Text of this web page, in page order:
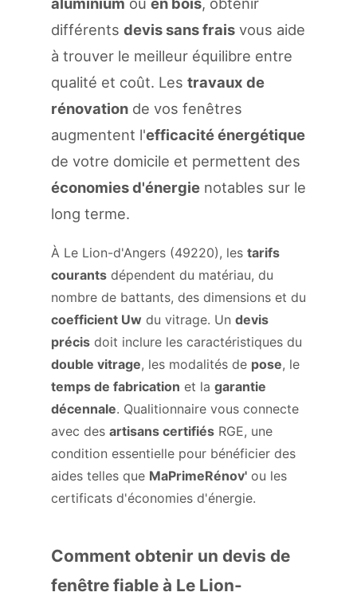
différents devis sans frais vous aide
à trouver le meilleur équilibre entre
qualité et coût. Les travaux de
rénovation de vos fenêtres
augmentent l'efficacité énergétique
de votre domicile et permettent des
économies d'énergie notables sur le
long terme.
À Le Lion-d'Angers (49220), les tarifs
courants dépendent du matériau, du
nombre de battants, des dimensions et du
coefficient Uw du vitrage. Un devis
précis doit inclure les caractéristiques du
double vitrage, les modalités de pose, le
temps de fabrication et la garantie
décennale. Qualitionnaire vous connecte
avec des artisans certifiés RGE, une
condition essentielle pour bénéficier des
aides telles que MaPrimeRénov' ou les
certificats d'économies d'énergie.
Comment obtenir un devis de
fenêtre fiable à Le Lion-